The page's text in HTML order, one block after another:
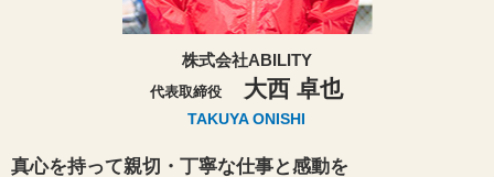
株式会社ABILITY
代表取締役 大西 卓也
TAKUYA ONISHI
真心を持って親切・丁寧な仕事と感動を